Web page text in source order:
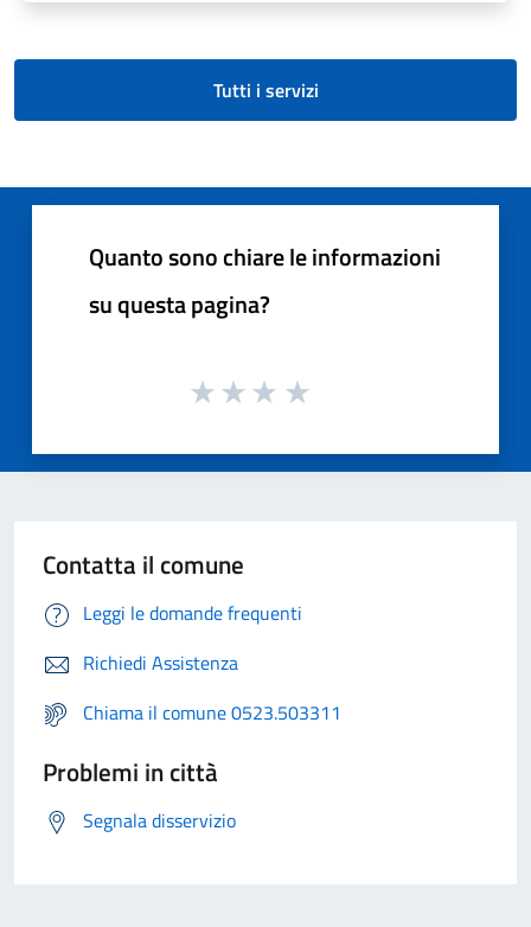
Tutti i servizi
Quanto sono chiare le informazioni
su questa pagina?
Contatta il comune
Leggi le domande frequenti
Richiedi Assistenza
Chiama il comune 0523.503311
Problemi in città
Segnala disservizio